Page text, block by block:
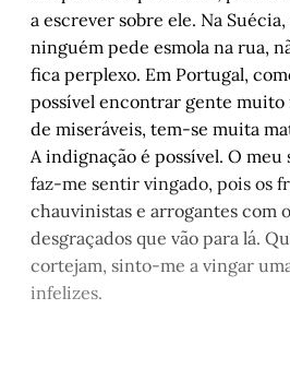
a escrever sobre ele. Na
ninguém pede esmola na rua,
fica perplexo. Em Portugal,
possível encontrar gente
de miseráveis, tem-se muita
A indignação é possível. O meu
faz-me sentir vingado, pois os
chauvinistas e arrogantes com
desgraçados que vão para lá.
cortejam, sinto-me a vingar
infelizes.